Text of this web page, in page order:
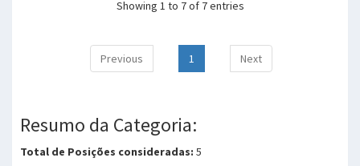
Showing 1 to 7 of 7 entries
Previous 1 Next
Resumo da Categoria:
Total de Posições consideradas: 5